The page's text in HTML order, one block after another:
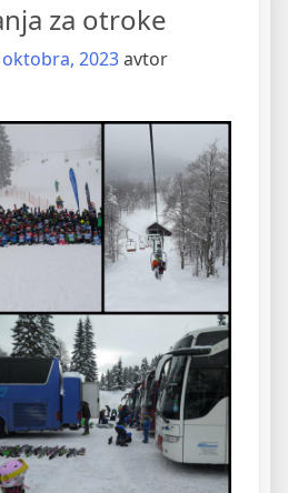
za otroke
oktobra, 2023avtor